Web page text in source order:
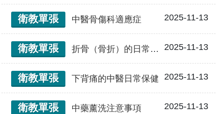
衛教單張 中醫骨傷科適應症 2025-11-13
衛教單張 折骨（骨折）的日常保健 2025-11-13
衛教單張 下背痛的中醫日常保健 2025-11-13
衛教單張 中藥薰洗注意事項 2025-11-13